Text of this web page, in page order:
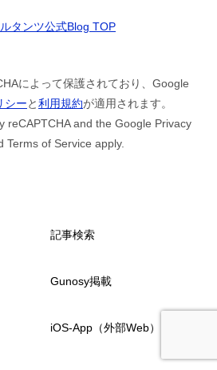
タンツ公式Blog TOP
によって保護されており、Google
シーと利用規約が適用されます。
reCAPTCHA and the Google Privacy
Terms of Service apply.
記事検索
Gunosy掲載
iOS-App（外部Web）